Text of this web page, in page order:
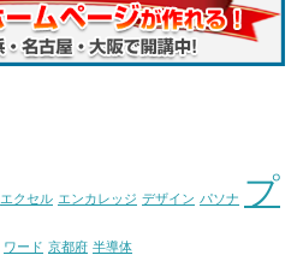
エクセル エンカレッジ デザイン パソナ プ
ワード 京都府 半導体